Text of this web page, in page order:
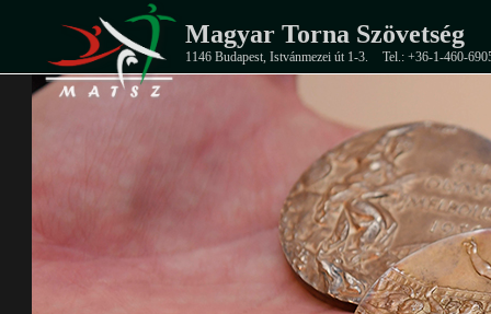
Magyar Torna Szövetség
1146 Budapest, Istvánmezei út 1-3. Tel.: +36-1-460-